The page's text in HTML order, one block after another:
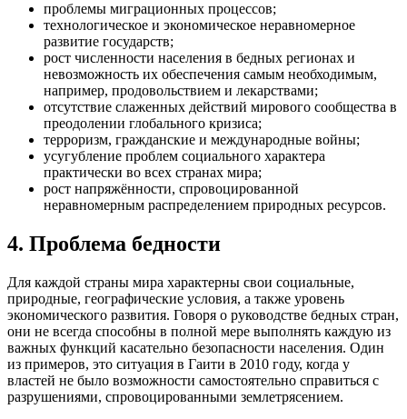
проблемы миграционных процессов;
технологическое и экономическое неравномерное
развитие государств;
рост численности населения в бедных регионах и
невозможность их обеспечения самым необходимым,
например, продовольствием и лекарствами;
отсутствие слаженных действий мирового сообщества в
преодолении глобального кризиса;
терроризм, гражданские и международные войны;
усугубление проблем социального характера
практически во всех странах мира;
рост напряжённости, спровоцированной
неравномерным распределением природных ресурсов.
4. Проблема бедности
Для каждой страны мира характерны свои социальные,
природные, географические условия, а также уровень
экономического развития. Говоря о руководстве бедных стран,
они не всегда способны в полной мере выполнять каждую из
важных функций касательно безопасности населения. Один
из примеров, это ситуация в Гаити в 2010 году, когда у
властей не было возможности самостоятельно справиться с
разрушениями, спровоцированными землетрясением.